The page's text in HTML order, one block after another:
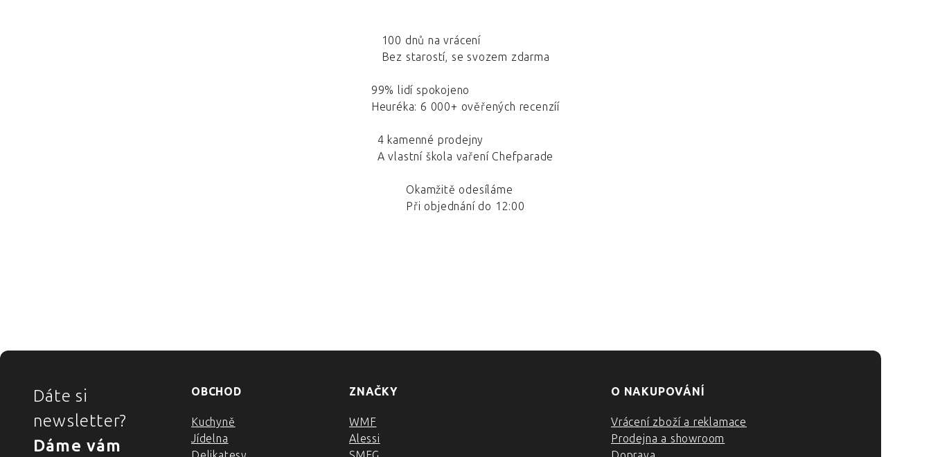
100 dnů na vrácení
Bez starostí, se svozem zdarma
99% lidí spokojeno
Heuréka: 6 000+ ověřených recenzíí
4 kamenné prodejny
A vlastní škola vaření Chefparade
Okamžitě odesíláme
Při objednání do 12:00
ZÁPATÍ
Dáte si
newsletter?
Dáme vám
OBCHOD
Kuchyně
Jídelna
ZNAČKY
WMF
Alessi
O NAKUPOVÁNÍ
Vrácení zboží a reklamace
Prodejna a showroom